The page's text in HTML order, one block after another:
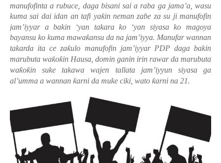
manufofinta a rubuce, daga bisani sai a raba ga jama’a, wasu
kuma sai dai idan an tafi yaƙin neman zaɓe za su ji manufofin
jam’iyyar a bakin ‘yan takara ko ‘yan siyasa ko magoya
bayansu ko kuma mawaƙansu da na jam’iyya. Manufar wannan
takarda ita ce zaƙulo manufofin jam’iyyar PDP daga bakin
marubuta waƙoƙin Hausa, domin ganin irin rawar da marubuta
waƙoƙin suke takawa wajen tallata jam’iyyun siyasa ga
al’umma a wannan ƙarni da muke ciki, wato ƙarni na 21.